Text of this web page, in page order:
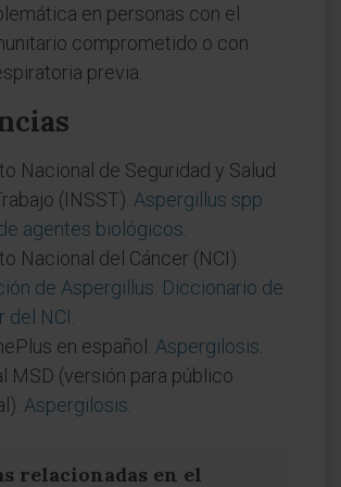
en personas con el
comprometido o con
previa.
Nacional de Seguridad y Salud
(INSST). Aspergillus spp.
agentes biológicos
Nacional del Cáncer (NCI).
de Aspergillus. Diccionario de
del NCI
en español. Aspergilosis
MSD (versión para público
Aspergilosis
relacionadas en el